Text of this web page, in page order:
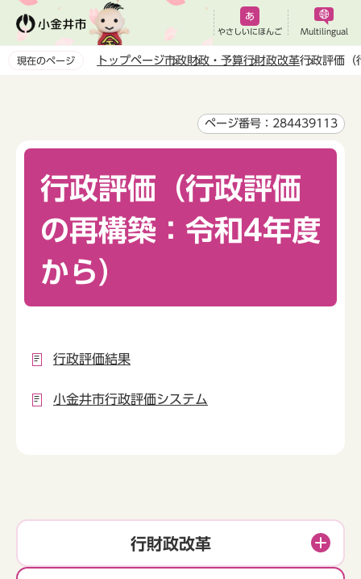
ペ
やさしいにほんご Multilingual
現在のページ トップページ市政財政・予算行財政改革行政評価（
ページ番号：284439113
行政評価（行政評価
の再構築：令和4年度
から）
行政評価結果
小金井市行政評価システム
行財政改革